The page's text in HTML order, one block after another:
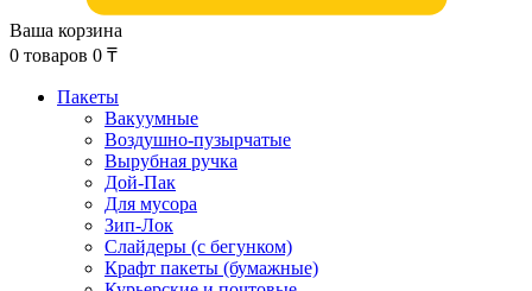
Ваша корзина
0 товаров 0 ₸
Пакеты
Вакуумные
Воздушно-пузырчатые
Вырубная ручка
Дой-Пак
Для мусора
Зип-Лок
Слайдеры (с бегунком)
Крафт пакеты (бумажные)